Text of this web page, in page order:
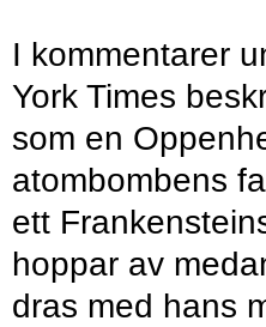
I kommentarer
York Times
som en
atombombens
ett
hoppar av
dras med hans